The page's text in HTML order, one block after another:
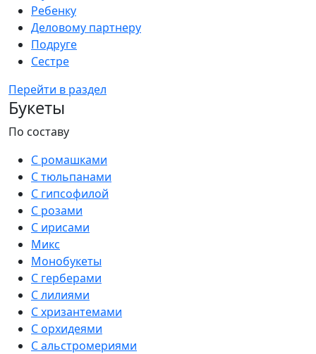
Ребенку
Деловому партнеру
Подруге
Сестре
Перейти в раздел
Букеты
По составу
С ромашками
С тюльпанами
С гипсофилой
С розами
С ирисами
Микс
Монобукеты
С герберами
С лилиями
С хризантемами
С орхидеями
С альстромериями